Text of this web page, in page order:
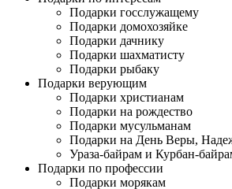
Подарки госслужащему
Подарки домохозяйке
Подарки дачнику
Подарки шахматисту
Подарки рыбаку
Подарки верующим
Подарки христианам
Подарки на рождество
Подарки мусульманам
Подарки на День Веры,
Ураза-байрам и Курбан-
Подарки по профессии
Подарки морякам